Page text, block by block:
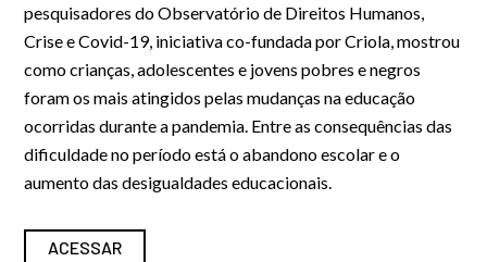
pesquisadores do Observatório de Direitos Humanos,
Crise e Covid-19, iniciativa co-fundada por Criola, mostrou
como crianças, adolescentes e jovens pobres e negros
foram os mais atingidos pelas mudanças na educação
ocorridas durante a pandemia. Entre as consequências das
dificuldade no período está o abandono escolar e o
aumento das desigualdades educacionais.
ACESSAR